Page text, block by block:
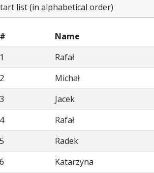
list (in alphabetical order)
# Name
1
Rafał
2
Michał
3
Jacek
4
Rafał
5
Radek
6
Katarzyna